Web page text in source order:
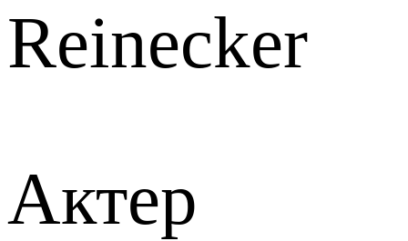
Reinecker
Актер